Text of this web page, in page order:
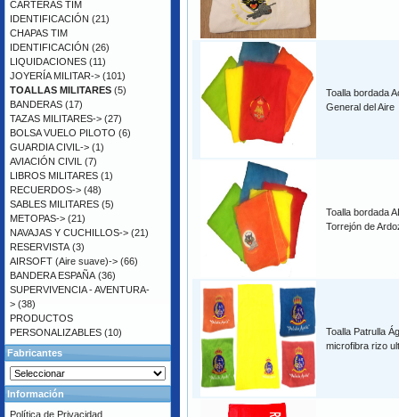
Toalla bordada
General del Aire
Toalla bordada
Torrejón de
Toalla Patrulla
microfibra rizo
CARTERAS TIM
IDENTIFICACIÓN (21)
CHAPAS TIM
IDENTIFICACIÓN (26)
LIQUIDACIONES (11)
JOYERÍA MILITAR-> (101)
TOALLAS MILITARES (5)
BANDERAS (17)
TAZAS MILITARES-> (27)
BOLSA VUELO PILOTO (6)
GUARDIA CIVIL-> (1)
AVIACIÓN CIVIL (7)
LIBROS MILITARES (1)
RECUERDOS-> (48)
SABLES MILITARES (5)
METOPAS-> (21)
NAVAJAS Y CUCHILLOS-> (21)
RESERVISTA (3)
AIRSOFT (Aire suave)-> (66)
BANDERA ESPAÑA (36)
SUPERVIVENCIA - AVENTURA-
> (38)
PRODUCTOS
PERSONALIZABLES (10)
Fabricantes
Información
Política de Privacidad